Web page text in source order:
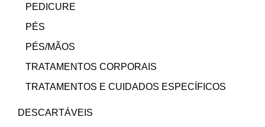
PEDICURE
PÉS
PÉS/MÃOS
TRATAMENTOS CORPORAIS
TRATAMENTOS E CUIDADOS ESPECÍFICOS
DESCARTÁVEIS